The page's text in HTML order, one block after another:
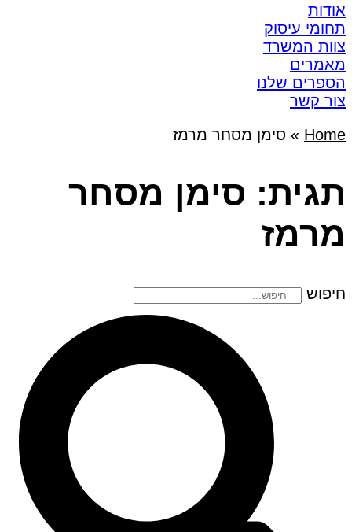
אודות
תחומי עיסוק
צוות המשרד
מאמרים
הספרים שלנו
צור קשר
Home
» סימן מסחר מרמז
תגית: סימן מסחר
מרמז
חיפוש